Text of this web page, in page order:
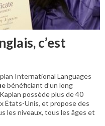
c’est
International Languages
bénéficiant d’un long
possède plus de 40
États-Unis, et propose des
les niveaux, tous les âges et